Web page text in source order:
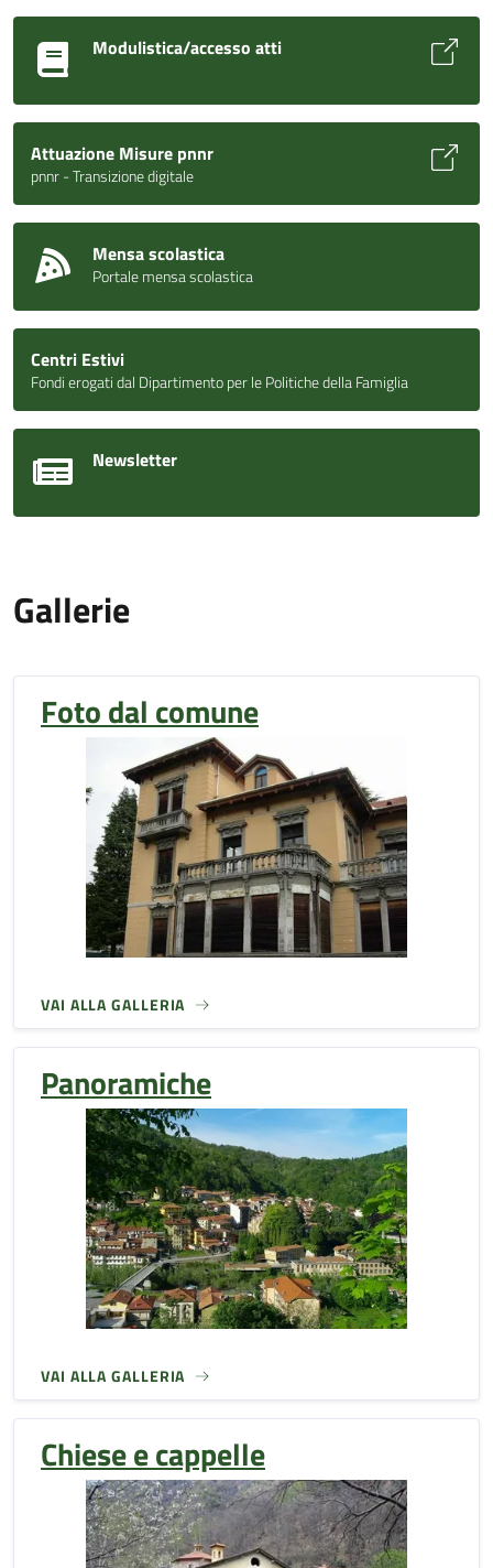
Modulistica/accesso atti
Attuazione Misure pnnr
pnnr - Transizione digitale
Mensa scolastica
Portale mensa scolastica
Centri Estivi
Fondi erogati dal Dipartimento per le Politiche della Famiglia
Newsletter
Gallerie
Foto dal comune
VAI ALLA GALLERIA
Panoramiche
VAI ALLA GALLERIA
Chiese e cappelle